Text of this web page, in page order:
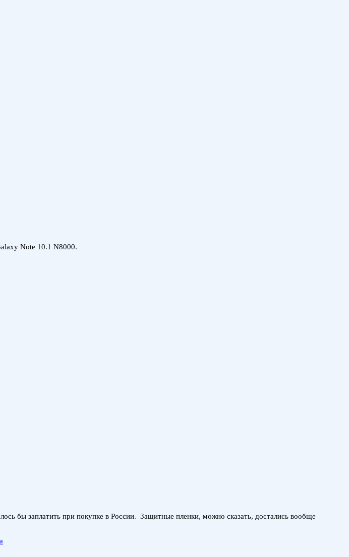
Note 10.1 N8000.
бы заплатить при покупке в России. Защитные пленки, можно сказать, достались вообще